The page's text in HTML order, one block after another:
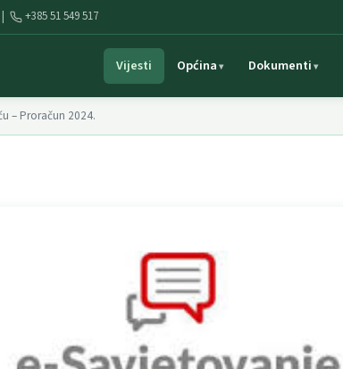
+385 51 549 517
Vijesti Općina Dokumenti
– Proračun 2024.